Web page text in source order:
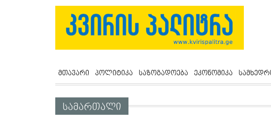
მთავარი პოლიტიკა საზოგადოება ეკონომიკა
სამართალი